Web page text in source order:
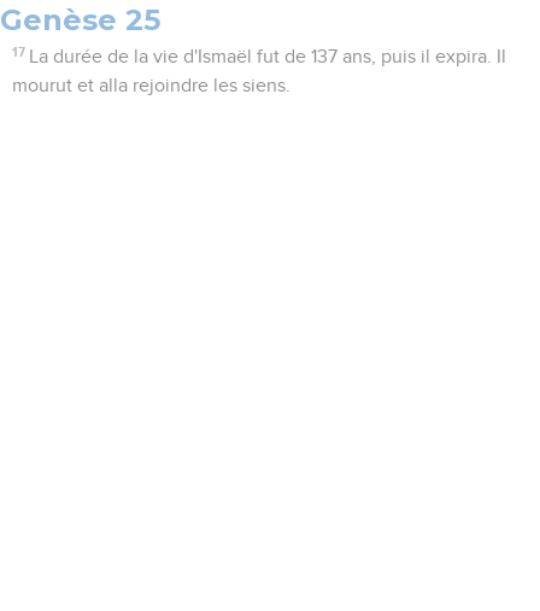
Genèse 25
17 La durée de la vie d'Ismaël fut de 137 ans, puis il expira. Il
mourut et alla rejoindre les siens.